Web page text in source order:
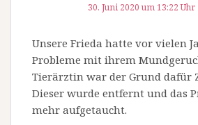
30. Juni 2020 um 13:22 Uhr
Unsere Frieda hatte vor vielen
Probleme mit ihrem
Tierärztin war der Grund dafür
Dieser wurde entfernt und das
mehr aufgetaucht.